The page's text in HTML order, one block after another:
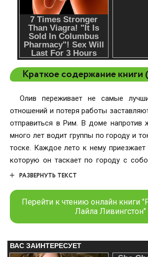
Краткое содержание книги
Олив переживает не самые
отношений и потеря работы
отправиться в Рим. В доме напротив
много лет водит группы по городу и
тоске. Каждое лето к нему
которую он таскает по городу с
Тео причудливо переплетаются,
РАЗВЕРНУТЬ ТЕКСТ
Перейти к чтению онлайн книги
Лайла Ливингстон"